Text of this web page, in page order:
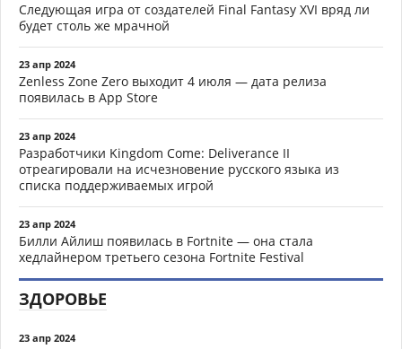
Следующая игра от создателей Final Fantasy XVI вряд ли
будет столь же мрачной
23 апр 2024
Zenless Zone Zero выходит 4 июля — дата релиза
появилась в App Store
23 апр 2024
Разработчики Kingdom Come: Deliverance II
отреагировали на исчезновение русского языка из
списка поддерживаемых игрой
23 апр 2024
Билли Айлиш появилась в Fortnite — она стала
хедлайнером третьего сезона Fortnite Festival
ЗДОРОВЬЕ
23 апр 2024